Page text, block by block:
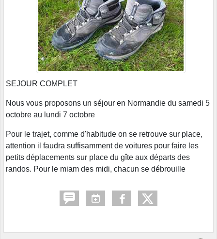
SEJOUR COMPLET
Nous vous proposons un séjour en Normandie du samedi 5
octobre au lundi 7 octobre
Pour le trajet, comme d'habitude on se retrouve sur place,
attention il faudra suffisamment de voitures pour faire les
petits déplacements sur place du gîte aux départs des
randos. Pour le miam des midi, chacun se débrouille